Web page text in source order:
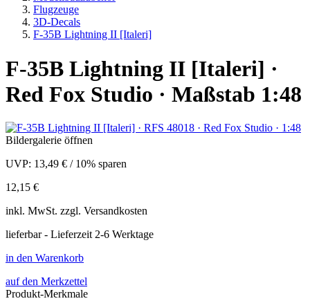
Flugzeuge
3D-Decals
F-35B Lightning II [Italeri]
F-35B Lightning II [Italeri] ·
Red Fox Studio · Maßstab 1:48
Bildergalerie öffnen
UVP: 13,49 € / 10% sparen
12,15 €
inkl. MwSt. zzgl. Versandkosten
lieferbar - Lieferzeit 2-6 Werktage
in den Warenkorb
auf den Merkzettel
Produkt-Merkmale